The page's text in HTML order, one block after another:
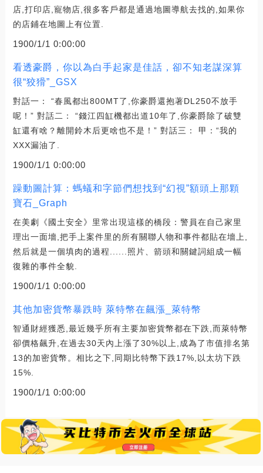
店,打印店,寵物店,很多客戶都是通過地圖導航去找的,如果你
的店鋪在地圖上有位置.
1900/1/1 0:00:00
看透豪爵，你以為白手起家是佳話，卻不知老謀深算
很“狡猾”_GSX
對話一： “春風都出800MT了,你豪爵還抱著DL250不放手
呢！” 對話二： “錢江四缸機都出道10年了,你豪爵除了破雙
缸還有啥？離開鈴木后更啥也不是！” 對話三： 甲：“我的
XXX漏油了.
1900/1/1 0:00:00
躁動圖計算：螞蟻和字節們想找到“幻視”額頭上那顆
寶石_Graph
在美劇《國土安全》里常出現這樣的橋段：警員在自己家里
理出一面墻,把手上案件里的所有關聯人物和事件都貼在墻上,
然后就是一個填肉的過程......照片、箭頭和關鍵詞組成一幅
復雜的事件全貌.
1900/1/1 0:00:00
其他加密貨幣暴跌時 萊特幣在飆漲_萊特幣
智通財經獲悉,最近幾乎所有主要加密貨幣都在下跌,而萊特幣
卻價格飆升,在過去30天內上漲了30%以上,成為了市值排名第
13的加密貨幣。相比之下,同期比特幣下跌17%,以太坊下跌
15%.
1900/1/1 0:00:00